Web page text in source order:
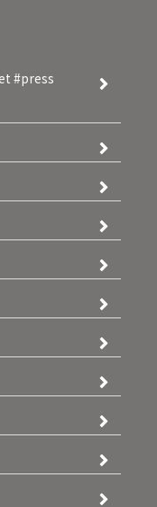
#press